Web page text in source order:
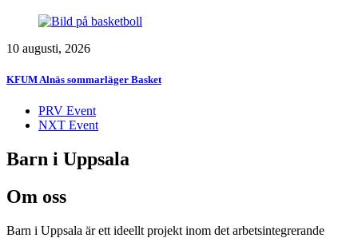
10 augusti, 2026
KFUM Alnäs sommarläger Basket
PRV Event
NXT Event
Barn i Uppsala
Om oss
Barn i Uppsala är ett ideellt projekt inom det arbetsintegrerande